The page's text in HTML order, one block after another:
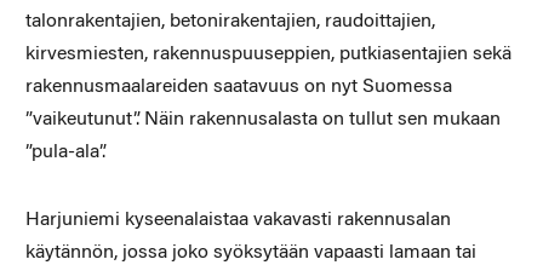
talonrakentajien, betonirakentajien, raudoittajien,
kirvesmiesten, rakennuspuuseppien, putkiasentajien sekä
rakennusmaalareiden saatavuus on nyt Suomessa
”vaikeutunut”. Näin rakennusalasta on tullut sen mukaan
”pula-ala”.
Harjuniemi kyseenalaistaa vakavasti rakennusalan
käytännön, jossa joko syöksytään vapaasti lamaan tai